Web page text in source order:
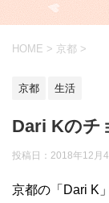
HOME > 京都 >
京都 生活
Dari Kのチ
投稿日： 2018年12月
京都の「Dari K